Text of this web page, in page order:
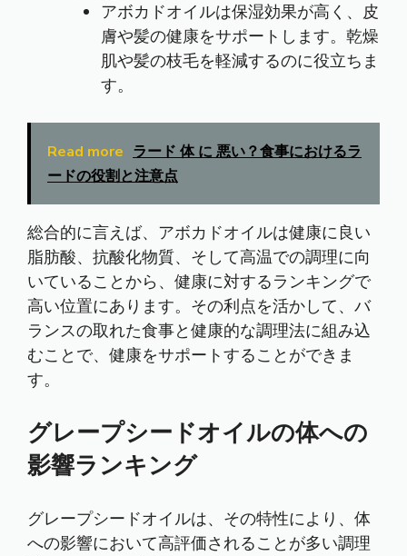
アボカドオイルは保湿効果が高く、皮
膚や髪の健康をサポートします。乾燥
肌や髪の枝毛を軽減するのに役立ちま
す。
Read more ラード 体 に 悪い？食事におけるラ
ードの役割と注意点
総合的に言えば、アボカドオイルは健康に良い
脂肪酸、抗酸化物質、そして高温での調理に向
いていることから、健康に対するランキングで
高い位置にあります。その利点を活かして、バ
ランスの取れた食事と健康的な調理法に組み込
むことで、健康をサポートすることができま
す。
グレープシードオイルの体への
影響ランキング
グレープシードオイルは、その特性により、体
への影響において高評価されることが多い調理